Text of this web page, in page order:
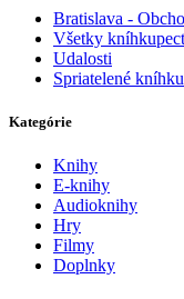
Bratislava -
Všetky
Udalosti
Spriatelené
Kategórie
Knihy
E-knihy
Audioknihy
Hry
Filmy
Doplnky